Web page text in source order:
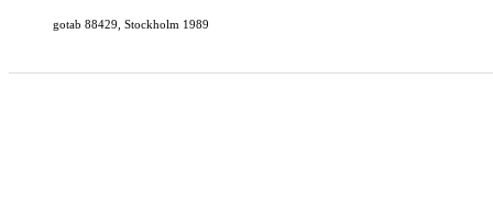
gotab 88429, Stockholm 1989